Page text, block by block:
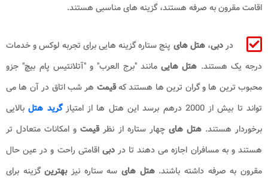
اقامت مقرون به صرفه هستند، گزینه های مناسبی هستند.
دردبی،هتل های پنج ستاره گزینه هایی برای تجربه لوکس و خدمات
درجه یک هستند. هتل هایی مانند "برج العرب" و "آتلانتیس پام بیچ" جزو
محبوب ترین ها و گران ترین ها هستند کهقیمت هر شب اتاق در آن ها می
تواند تا بیش از 2000 درهم برسد این هتل ها از امتیاز
گرید هتلبالایی
برخوردار هستند. هتل های چهار ستاره از نظرقیمت و امکانات متعادل تر
هستند و به مسافران اجازه می دهند تا دردبیاقامتی راحت و در عین حال
مقرون به صرفه داشته باشند.هتل هایسه ستاره نیزبهترینگزینه برای